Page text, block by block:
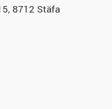
8712 Stäfa